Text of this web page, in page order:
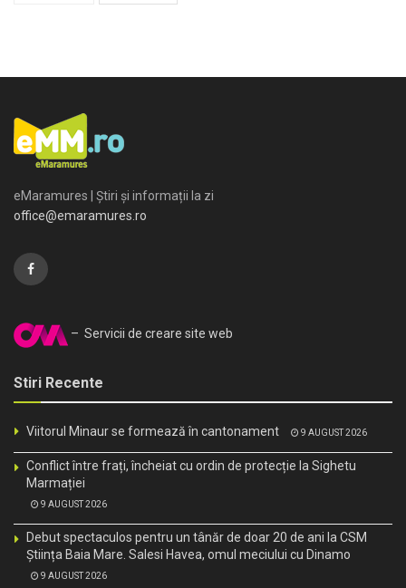
eMaramures | Știri și informații la zi
office@emaramures.ro
– Servicii de creare site web
Stiri Recente
Viitorul Minaur se formează în cantonament 9 AUGUST 2026
Conflict între frați, încheiat cu ordin de protecție la Sighetu
Marmației
9 AUGUST 2026
Debut spectaculos pentru un tânăr de doar 20 de ani la CSM
Știința Baia Mare. Salesi Havea, omul meciului cu Dinamo
9 AUGUST 2026